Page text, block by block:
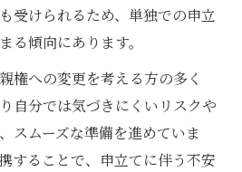
受けられるため、単独での申立
る傾向にあります。
権への変更を考える方の多く
自分では気づきにくいリスクや
スムーズな準備を進めていま
することで、申立てに伴う不安